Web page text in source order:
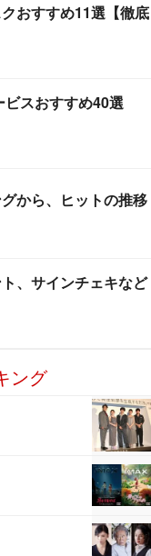
おすすめ11選【徹底
スおすすめ40選
から、ヒットの推移
、サインチェキなど
ング